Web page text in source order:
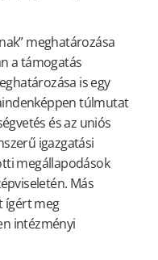
meghatározása
a támogatás
is egy
túlmutat
és az uniós
igazgatási
megállapodások
Más
ígért meg
intézményi